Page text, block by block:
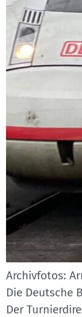
Archivfotos:
Die Deutsche
Der